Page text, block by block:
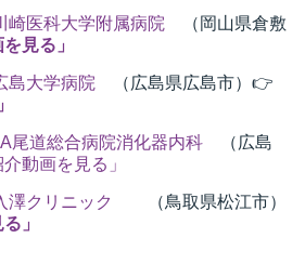
崎医科大学附属病院 （岡山県倉敷
見る」
島大学病院 （広島県広島市）👉
尾道総合病院消化器内科
（広島
動画を見る 」
澤クリニック
（鳥取県松江市）
」